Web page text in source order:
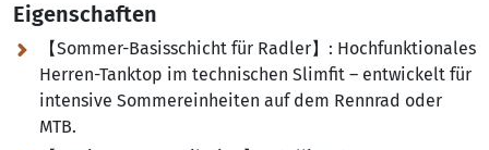
Eigenschaften
【Sommer-Basisschicht für Radler】: Hochfunktionales
Herren-Tanktop im technischen Slimfit – entwickelt für
intensive Sommereinheiten auf dem Rennrad oder
MTB.